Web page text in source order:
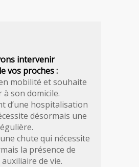
intervenir
vos proches :
mobilité et souhaite
à son domicile.
d’une hospitalisation
désormais une
chute qui nécessite
la présence de
de vie.